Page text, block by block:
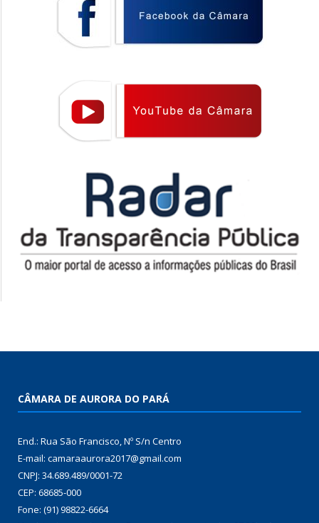
CÂMARA DE AURORA DO PARÁ
End.: Rua São Francisco, Nº S/n Centro
E-mail: camaraaurora2017@gmail.com
CNPJ: 34.689.489/0001-72
CEP: 68685-000
Fone: (91) 98822-6664